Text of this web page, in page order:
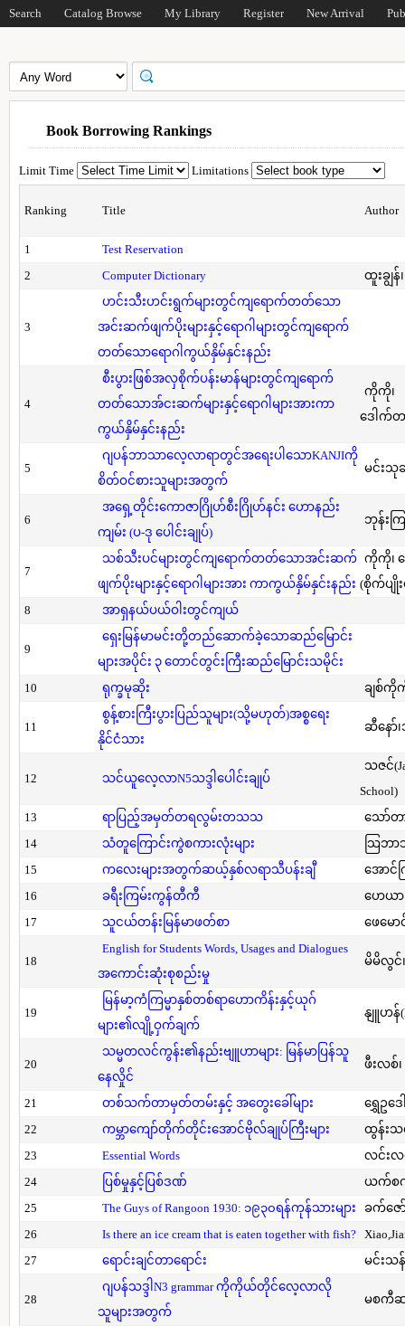
Search Catalog Browse My Library Register New Arrival
Book Borrowing Rankings
Limit Time Limitations
Ranking Title Author
1
Test Reservation
2
Computer Dictionary ထူးချွန်
3
ဟင်းသီးဟင်းရွက်များတွင်ကျရောက်တတ်သော
အင်းဆက်ဖျက်ပိုးများနှင့်ရောဂါများတွင်ကျရောက်
တတ်သောရောဂါကွယ်နှိမ်နှင်းနည်း
4
စီးပွားဖြစ်အလှစိုက်ပန်းမာန်များတွင်ကျရောက်
တတ်သောအ်ငးဆက်များနှင့်ရောဂါများအားကာ
ကွယ်နှိမ်နှင်းနည်း
ကိုကို၊
ဒေါက်တ
5
ဂျပန်ဘာသာလေ့လာရာတွင်အရေးပါသောKANJIကို
စိတ်ဝင်စားသူများအတွက်
မင်းသုခ
6
အရှေ့တိုင်းကောဇာဂြိုဟ်စီးဂြိုဟ်နင်း ဟောနည်း
ကျမ်း (ပ-ဒု ပေါင်းချုပ်)
ဘုန်းက
7
သစ်သီးပင်များတွင်ကျရောက်တတ်သောအင်းဆက်
ဖျက်ပိုးများနှင့်ရောဂါများအား ကာကွယ်နှိမ်နှင်းနည်း
ကိုကို၊
(စိုက်ပျိုး
8
အာရှနယ်ပယ်ဝါးတွင်ကျယ်
9
ရှေးမြန်မာမင်းတို့တည်ဆောက်ခဲ့သောဆည်မြောင်း
များအပိုင်း ၃ တောင်တွင်းကြီးဆည်မြောင်းသမိုင်း
10
ရုက္ခမုဆိုး ချစ်ကို
11
စွန့်စားကြီးပွားပြည်သူများ(သို့မဟုတ်)အစ္စရေး
နိုင်ငံသား
ဆီနော်၊
12 သင်ယူလေ့လာN5သဒ္ဒါပေါင်းချုပ်
သဇင်
School)
13
ရာပြည့်အမှတ်တရလွမ်းတသသ
သော်တ
14
သံတူကြောင်းကွဲစကားလုံးများ
သြဘာ
15
ကလေးများအတွက်ဆယ့်နှစ်လရာသီပန်းချီ
အောင်
16
ခရီးကြမ်းကွန်တီကီ
ဟေယာ
17
သူငယ်တန်းမြန်မာဖတ်စာ ဖေမော
18
English for Students Words, Usages and Dialogues
အကောင်းဆုံးစုစည်းမှု
မိမိလွင်၊
19
မြန်မာ့ကံကြမ္မာနှစ်တစ်ရာဟောကိန်းနှင့်ယုဂ်
များ၏လျို့ဝှက်ချက်
နျူဟန်
20
သမ္မတလင်ကွန်း၏နည်းဗျူဟာများ: မြန်မာပြန်သူ
နေလှိုင်
ဖီးလစ်
21 တစ်သက်တာမှတ်တမ်းနှင့် အတွေးခေါ်များ
ရွှေဥဒေ
22
ကမ္ဘာကျော်တိုက်တိုင်းအောင်ဗိုလ်ချုပ်ကြီးများ
ထွန်းသ
23
Essential Words
လင်းလ
24
ပြစ်မှုနှင့်ပြစ်ဒဏ်
ယက်စကီ
25
The Guys of Rangoon 1930: ၁၉၃၀ရန်ကုန်သားများ
ခက်ဇေ
26
Is there an ice cream that is eaten together with fish?
27
ရောင်းချင်တာရောင်း မင်းသ
28
ဂျပန်သဒ္ဒါN3 grammar ကိုကိုယ်တိုင်လေ့လာလို
သူများအတွက်
မစကီ